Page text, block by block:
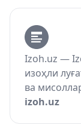
Izoh.uz —
изоҳли
ва
izoh.uz